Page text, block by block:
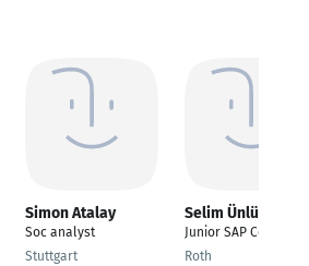
Simon Atalay
Soc analyst
Stuttgart
Selim Ünlühan
Junior SAP Consultant
Roth